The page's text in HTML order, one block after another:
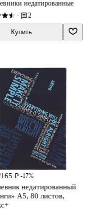
недатированные
· 2
Купить
165 ₽ -17%
недатированный
А5, 80 листов,